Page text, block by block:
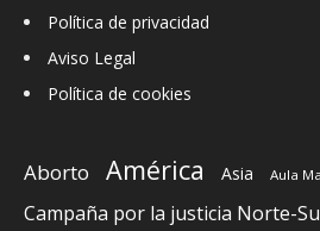
Política de privacidad
Aviso Legal
Política de cookies
Aborto América Asia Aula
Campaña por la justicia Norte-